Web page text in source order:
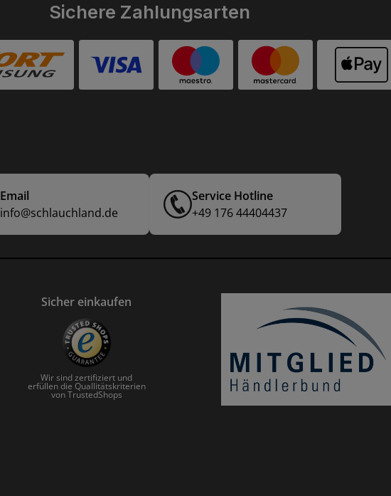
Sichere Zahlungsarten
Email
info@schlauchland.de
Service Hotline
+49 176 44404437
Sicher einkaufen
Wir sind zertifiziert und
erfüllen die Quallitätskriterien
von TrustedShops